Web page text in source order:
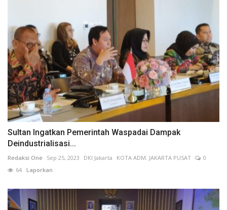
Sultan Ingatkan Pemerintah Waspadai Dampak
Deindustrialisasi...
Redaksi One Sep 25, 2023 DKI Jakarta KOTA ADM. JAKARTA PUSAT
0
64 Laporkan